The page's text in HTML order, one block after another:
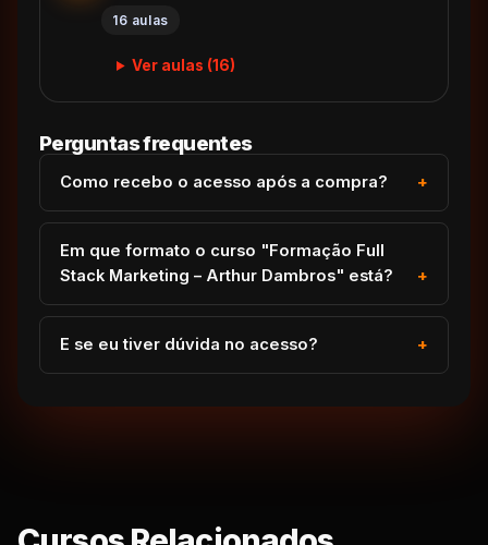
16 aulas
Ver aulas (16)
Perguntas frequentes
Como recebo o acesso após a compra?
Em que formato o curso "Formação Full
Stack Marketing – Arthur Dambros" está?
E se eu tiver dúvida no acesso?